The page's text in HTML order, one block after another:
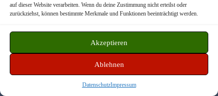
auf dieser Website verarbeiten. Wenn du deine Zustimmung nicht erteilst oder
zurückziehst, können bestimmte Merkmale und Funktionen beeinträchtigt werden.
Akzeptieren
Ablehnen
DatenschutzImpressum
Freiwillige Feuerwehr Langstadt © 2026
WordPress Theme byCreativeThemes
Facebook Instagram